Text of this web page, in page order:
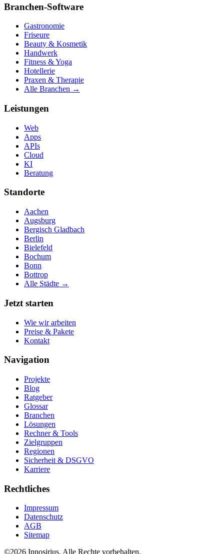
Branchen-Software
Gastronomie
Friseure
Beauty & Kosmetik
Handwerk
Fitness & Yoga
Hotellerie
Praxen & Therapie
Alle Branchen →
Leistungen
Web
Apps
APIs
Cloud
KI
Beratung
Standorte
Aachen
Augsburg
Bergisch Gladbach
Berlin
Bielefeld
Bochum
Bonn
Bottrop
Alle Städte →
Jetzt starten
Wie wir arbeiten
Preise & Pakete
Kontakt
Navigation
Projekte
Blog
Ratgeber
Glossar
Branchen
Lösungen
Rechner & Tools
Zielgruppen
Regionen
Sicherheit & DSGVO
Karriere
Rechtliches
Impressum
Datenschutz
AGB
Sitemap
©2026 Innosirius. Alle Rechte vorbehalten.